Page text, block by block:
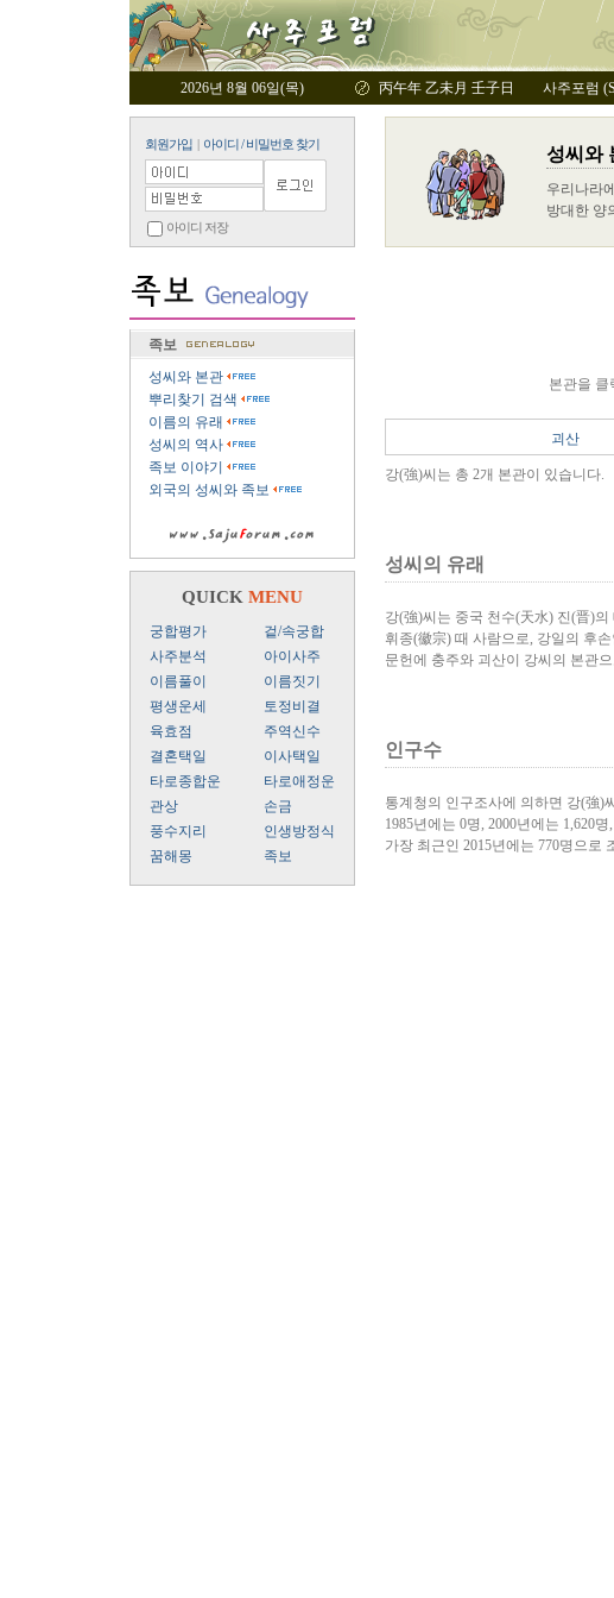
2026년 8월 06일(목) 丙午年 乙未月 壬子日 사주포럼
회원가입| 아이디 / 비밀번호 찾기
아이디 저장
족보
성씨와 본관
뿌리찾기 검색
이름의 유래
성씨의 역사
족보 이야기
외국의 성씨와 족보
QUICK MENU
궁합평가
겉/속궁합
사주분석
아이사주
이름풀이
이름짓기
평생운세
토정비결
육효점
주역신수
결혼택일
이사택일
타로종합운
타로애정운
관상
손금
풍수지리
인생방정식
꿈해몽
족보
성씨와
우리나라
방대한 양
본관을 클
괴산
강(強)씨는 총 2개 본관이 있습니다.
성씨의 유래
강(強)씨는 중국 천수(天水) 진(晋)
휘종(徽宗) 때 사람으로, 강일의 후
문헌에 충주와 괴산이 강씨의 본관
인구수
통계청의 인구조사에 의하면 강(強)
1985년에는 0명, 2000년에는 1,620명,
가장 최근인 2015년에는 770명으로